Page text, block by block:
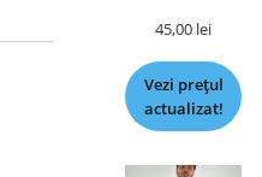
45,00 lei
Vezi prețul
actualizat!